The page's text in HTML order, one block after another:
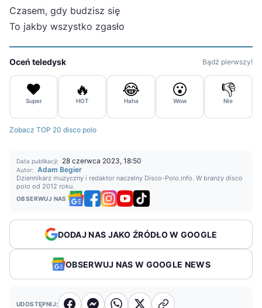
Czasem, gdy budzisz się
To jakby wszystko zgasło
Oceń teledysk Bądź pierwszy!
❤️
Super
🔥
HOT
😂
Haha
😮
Wow
👎
Nie
Zobacz TOP 20 disco polo
Data publikacji: 28 czerwca 2023, 18:50
Autor: Adam Begier
Dziennikarz muzyczny i redaktor naczelny Disco-Polo.info. W branży disco
polo od 2012 roku.
OBSERWUJ NAS
DODAJ NAS JAKO ŹRÓDŁO W GOOGLE
OBSERWUJ NAS W GOOGLE NEWS
UDOSTĘPNIJ: